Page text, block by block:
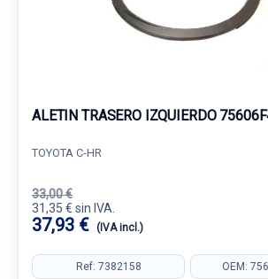
ALETIN TRASERO IZQUIERDO
TOYOTA C-HR
33,00 €
31,35 € sin IVA.
37,93 € (IVA incl.)
Ref: 7382158 OEM: